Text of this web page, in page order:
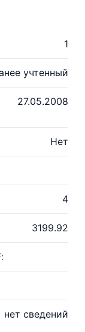
1
учтенный
27.05.2008
Нет
4
3199.92
нет сведений